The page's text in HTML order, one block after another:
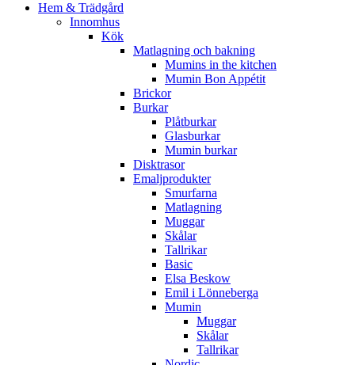
Hem & Trädgård
Innomhus
Kök
Matlagning och bakning
Mumins in the kitchen
Mumin Bon Appétit
Brickor
Burkar
Plåtburkar
Glasburkar
Mumin burkar
Disktrasor
Emaljprodukter
Smurfarna
Matlagning
Muggar
Skålar
Tallrikar
Basic
Elsa Beskow
Emil i Lönneberga
Mumin
Muggar
Skålar
Tallrikar